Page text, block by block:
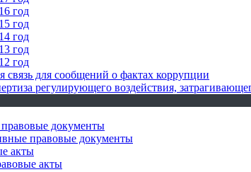
год
год
год
год
год
связь для сообщений о фактах коррупции
регулирующего воздействия,
документы
правовые документы
акты
акты